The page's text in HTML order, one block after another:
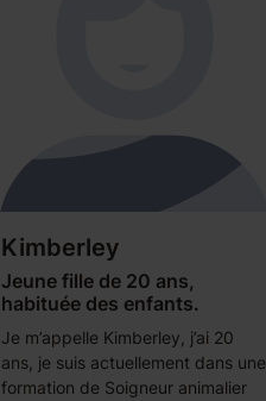
Kimberley
Jeune fille de 20 ans,
habituée des enfants.
Je m’appelle Kimberley, j’ai 20
ans, je suis actuellement dans une
formation de Soigneur animalier